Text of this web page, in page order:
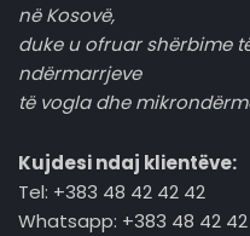
në Kosovë,
duke u ofruar shërbime
ndërmarrjeve
të vogla dhe
Kujdesi ndaj klientëve:
Tel: +383 48 42 42 42
Whatsapp: +383 48 42